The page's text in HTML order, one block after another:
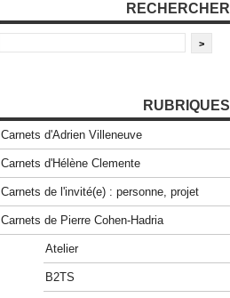
RECHERCHER
RUBRIQUES
Carnets d'Adrien Villeneuve
Carnets d'Hélène Clemente
Carnets de l'invité(e) : personne, projet
Carnets de Pierre Cohen-Hadria
Atelier
B2TS